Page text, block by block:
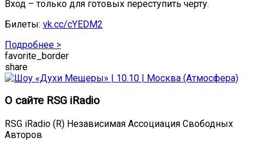
Вход – только для готовых переступить черту.
Билеты: vk.cc/cYEDM2
Подробнее >
favorite_border
share
О сайте RSG iRadio
RSG iRadio (R) Независимая Ассоциация Свободных
Авторов